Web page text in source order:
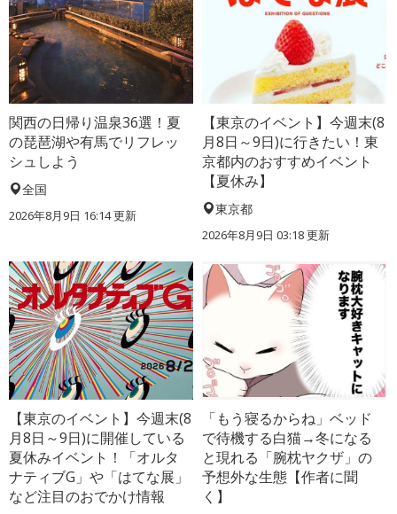
関西の日帰り温泉36選！夏
の琵琶湖や有馬でリフレッ
シュしよう
全国
2026年8月9日 16:14更新
【東京のイベント】今週末(8
月8日～9日)に行きたい！東
京都内のおすすめイベント
【夏休み】
東京都
2026年8月9日 03:18更新
【東京のイベント】今週末(8
月8日～9日)に開催している
夏休みイベント！「オルタ
ナティブG」や「はてな展」
など注目のおでかけ情報
「もう寝るからね」ベッド
で待機する白猫→冬になる
と現れる「腕枕ヤクザ」の
予想外な生態【作者に聞
く】